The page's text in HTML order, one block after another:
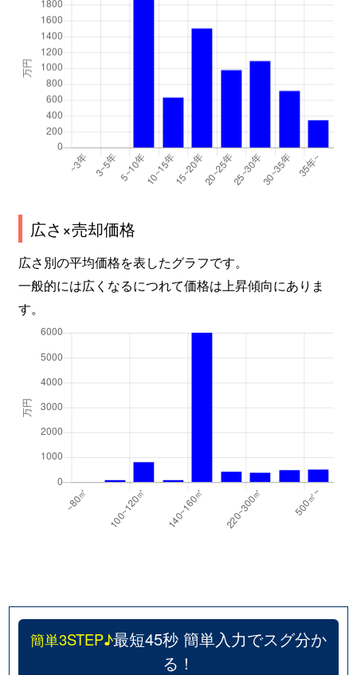
広さ×売却価格
広さ別の平均価格を表したグラフです。
一般的には広くなるにつれて価格は上昇傾向にありま
す。
簡単3STEP♪最短45秒 簡単入力でスグ分か
る！